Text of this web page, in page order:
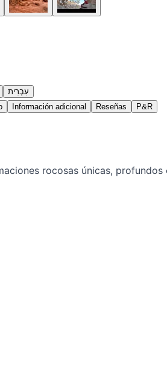
עִבְרִית
Información adicional Reseñas
P&R
rocosas únicas,